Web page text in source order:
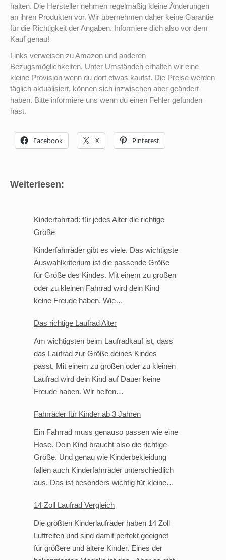
halten. Die Hersteller nehmen regelmäßig kleine Änderungen
an ihren Produkten vor. Wir übernehmen daher keine Garantie
für die Richtigkeit der Angaben. Informiere dich also vor dem
Kauf genau!
Links verweisen zu Amazon und anderen
Bezugsmöglichkeiten. Unter Umständen erhalten wir eine
kleine Provision wenn du dort etwas kaufst. Die Preise werden
täglich aktualisiert, können sich inzwischen aber geändert
haben. Bitte informiere uns wenn du einen Fehler gefunden
hast.
Facebook X Pinterest
Weiterlesen:
Kinderfahrrad: für jedes Alter die richtige
Größe
Kinderfahrräder gibt es viele. Das wichtigste
Auswahlkriterium ist die passende Größe
für Größe des Kindes. Mit einem zu großen
oder zu kleinen Fahrrad wird dein Kind
keine Freude haben. Wie…
Das richtige Laufrad Alter
Am wichtigsten beim Laufradkauf ist, dass
das Laufrad zur Größe deines Kindes
passt. Mit einem zu großen oder zu kleinen
Laufrad wird dein Kind auf Dauer keine
Freude haben. Wir helfen…
Fahrräder für Kinder ab 3 Jahren
Ein Fahrrad muss genauso passen wie eine
Hose. Dein Kind braucht also die richtige
Größe. Und genau wie Kinderbekleidung
fallen auch Kinderfahrräder unterschiedlich
aus. Das ist besonders wichtig für kleine…
14 Zoll Laufrad Vergleich
Die größten Kinderlaufräder haben 14 Zoll
Luftreifen und sind damit perfekt geeignet
für größere und ältere Kinder. Eines der